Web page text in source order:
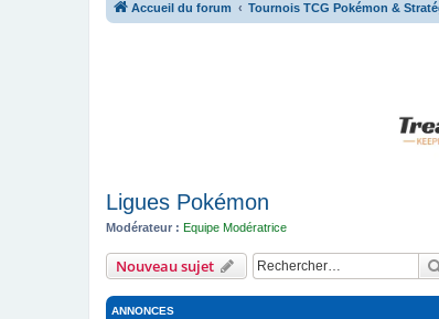
Accueil du forum Tournois TCG Pokémon &
Ligues Pokémon
Modérateur : Equipe Modératrice
Nouveau sujet
ANNONCES